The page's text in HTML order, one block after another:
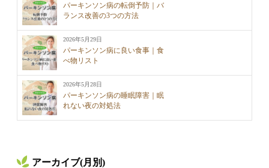
パーキンソン病の転倒予防｜バ
ランス改善の3つの方法
2026年5月29日
パーキンソン病に良い食事｜食
べ物リスト
2026年5月28日
パーキンソン病の睡眠障害｜眠
れない夜の対処法
アーカイブ(月別)